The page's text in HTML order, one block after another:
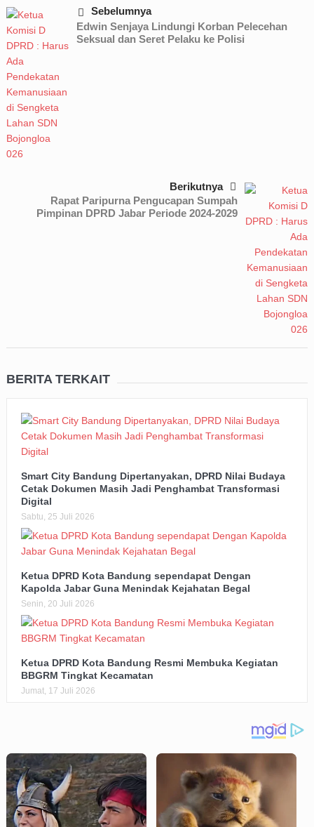
Sebelumnya
Edwin Senjaya Lindungi Korban Pelecehan
Seksual dan Seret Pelaku ke Polisi
Berikutnya
Rapat Paripurna Pengucapan Sumpah
Pimpinan DPRD Jabar Periode 2024-2029
BERITA TERKAIT
Smart City Bandung Dipertanyakan, DPRD Nilai Budaya
Cetak Dokumen Masih Jadi Penghambat Transformasi
Digital
Sabtu, 25 Juli 2026
Ketua DPRD Kota Bandung sependapat Dengan
Kapolda Jabar Guna Menindak Kejahatan Begal
Senin, 20 Juli 2026
Ketua DPRD Kota Bandung Resmi Membuka Kegiatan
BBGRM Tingkat Kecamatan
Jumat, 17 Juli 2026